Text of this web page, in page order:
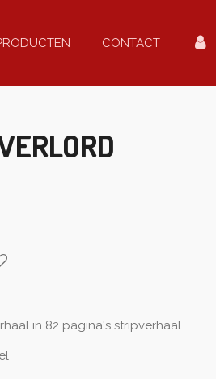
CONTACT
in 82 pagina's stripverhaal.